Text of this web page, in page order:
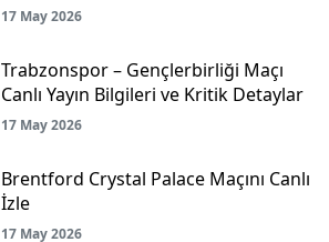
Mücadelesi Canlı Yayınla Ekranlarda!
17 May 2026
Trabzonspor – Gençlerbirliği Maçı
Canlı Yayın Bilgileri ve Kritik Detaylar
17 May 2026
Brentford Crystal Palace Maçını Canlı
İzle
17 May 2026